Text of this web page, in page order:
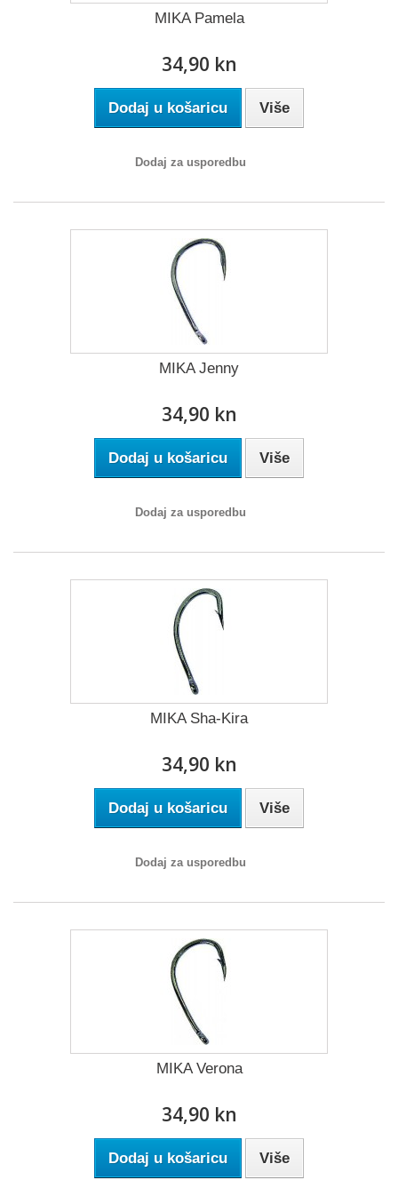
MIKA Pamela
34,90 kn
Dodaj u košaricu Više
Dodaj za usporedbu
MIKA Jenny
34,90 kn
Dodaj u košaricu Više
Dodaj za usporedbu
MIKA Sha-Kira
34,90 kn
Dodaj u košaricu Više
Dodaj za usporedbu
MIKA Verona
34,90 kn
Dodaj u košaricu Više